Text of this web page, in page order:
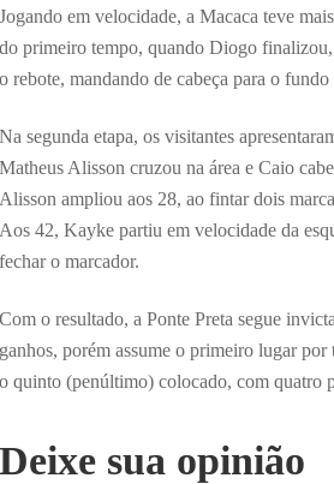
Jogando em velocidade, a Macaca teve
do primeiro tempo, quando Diogo
o rebote, mandando de cabeça para o fundo
Na segunda etapa, os visitantes
Matheus Alisson cruzou na área e Caio
Alisson ampliou aos 28, ao fintar dois
Aos 42, Kayke partiu em velocidade da
fechar o marcador.
Com o resultado, a Ponte Preta segue
ganhos, porém assume o primeiro lugar
o quinto (penúltimo) colocado, com quatro
Deixe sua opinião